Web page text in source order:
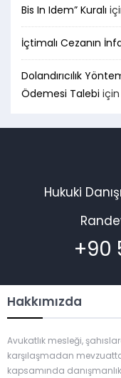
Bis In Idem” Kuralı
İçtimalı Cezanın
Dolandırıcılık
Ödemesi Talebi için
Hukuki
+90
Hakkımızda
Avukatlık mesleği,
karşılaşmadan
kapsamında